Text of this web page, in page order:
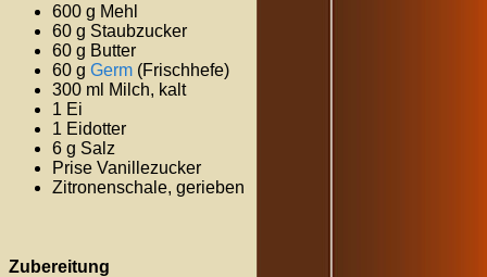
600 g Mehl
60 g Staubzucker
60 g Butter
60 g Germ (Frischhefe)
300 ml Milch, kalt
1 Ei
1 Eidotter
6 g Salz
Prise Vanillezucker
Zitronenschale, gerieben
Zubereitung